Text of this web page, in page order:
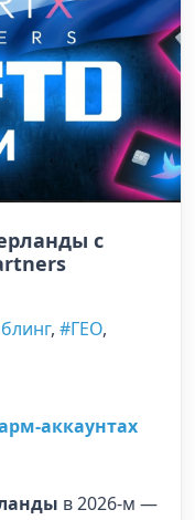
с
, #ГЕО,
аккаунтах
в 2026-м —